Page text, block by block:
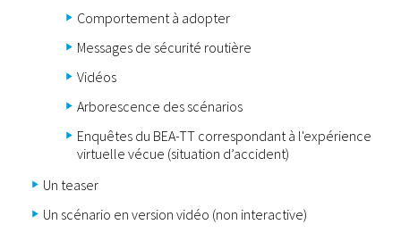
Comportement à adopter
Messages de sécurité routière
Vidéos
Arborescence des scénarios
Enquêtes du BEA-TT correspondant à l'expérience
virtuelle vécue (situation d’accident)
Un teaser
Un scénario en version vidéo (non interactive)